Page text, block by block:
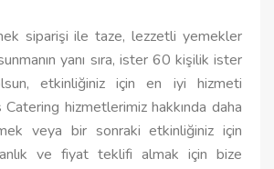
siparişi ile taze, lezzetli yemekler
yanı sıra, ister 60 kişilik ister
etkinliğiniz için en iyi hizmeti
Catering hizmetlerimiz hakkında daha
veya bir sonraki etkinliğiniz için
ve fiyat teklifi almak için bize